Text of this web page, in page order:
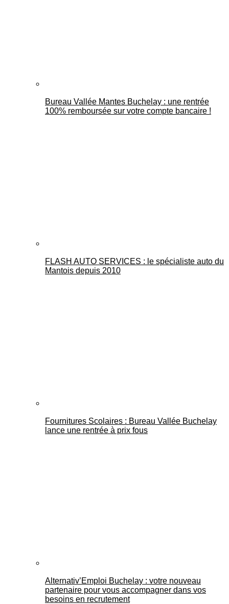
Bureau Vallée Mantes Buchelay : une rentrée
100% remboursée sur votre compte bancaire !
FLASH AUTO SERVICES : le spécialiste auto du
Mantois depuis 2010
Fournitures Scolaires : Bureau Vallée Buchelay
lance une rentrée à prix fous
Alternativ’Emploi Buchelay : votre nouveau
partenaire pour vous accompagner dans vos
besoins en recrutement